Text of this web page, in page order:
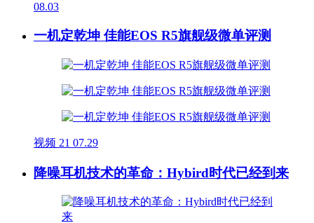
08.03
一机定乾坤 佳能EOS R5旗舰级微单评测
视频 21 07.29
降噪耳机技术的革命：Hybird时代已经到来